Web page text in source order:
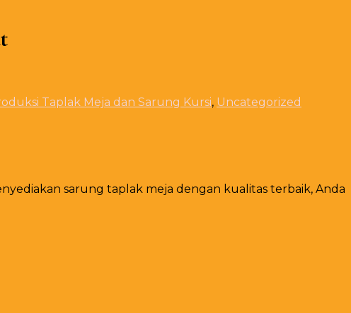
Taplak Meja dan Sarung Kursi, Uncategorized
sarung taplak meja dengan kualitas terbaik, Anda